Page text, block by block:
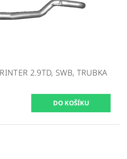
2.9TD, SWB, TRUBKA